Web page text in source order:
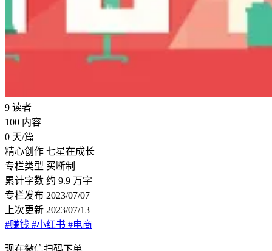
9 读者
100 内容
0 天/篇
精心创作 七星在成长
专栏类型 买断制
累计字数 约 9.9 万字
专栏发布 2023/07/07
上次更新 2023/07/13
#赚钱 #小红书 #电商
现在微信扫码下单